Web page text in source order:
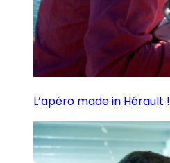
L’apéro made in Hérault !